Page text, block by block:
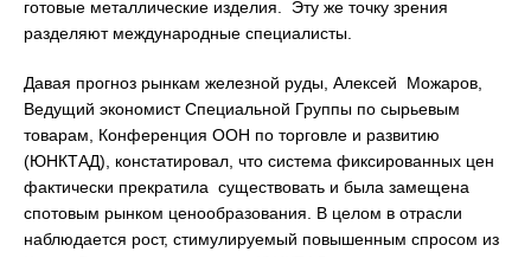
готовые металлические изделия. Эту же точку зрения
разделяют международные специалисты.
Давая прогноз рынкам железной руды, Алексей Можаров,
Ведущий экономист Специальной Группы по сырьевым
товарам, Конференция ООН по торговле и развитию
(ЮНКТАД), констатировал, что система фиксированных цен
фактически прекратила существовать и была замещена
спотовым рынком ценообразования. В целом в отрасли
наблюдается рост, стимулируемый повышенным спросом из